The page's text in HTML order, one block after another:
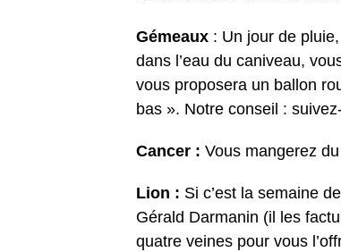
Gémeaux : Un jour de
dans l’eau du caniveau,
vous proposera un ballon
bas ». Notre conseil :
Cancer : Vous mangerez
Lion : Si c’est la semaine
Gérald Darmanin (il les
quatre veines pour vous